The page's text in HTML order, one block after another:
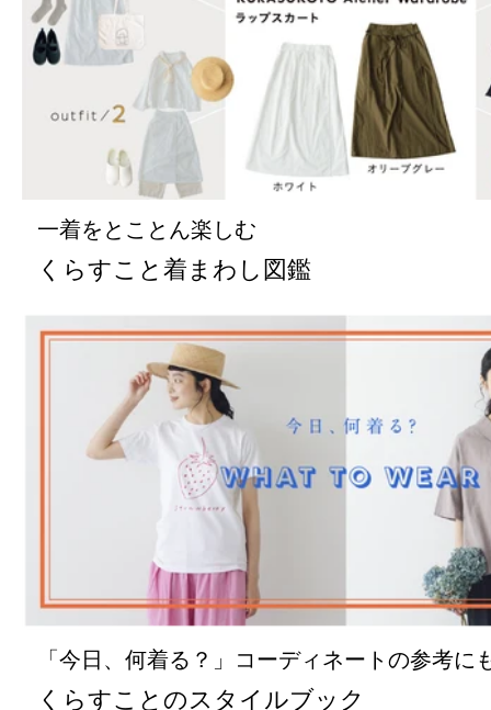
一着をとことん楽しむ
くらすこと着まわし図鑑
「今日、何着る？」コーディネートの参考に
くらすことのスタイルブック